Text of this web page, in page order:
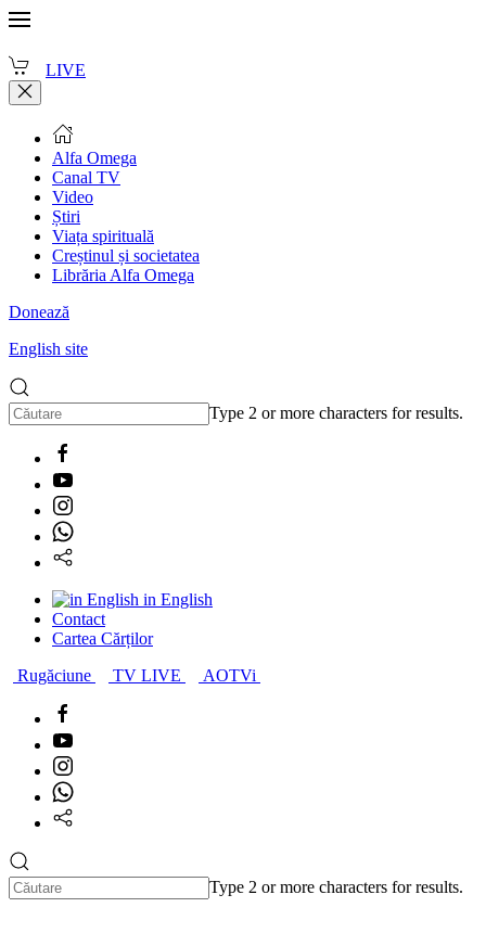
LIVE
Alfa Omega
Canal TV
Video
Știri
Viața spirituală
Creștinul și societatea
Librăria Alfa Omega
Donează
English site
Type 2 or more characters for results.
in English
Contact
Cartea Cărților
Rugăciune
TV LIVE AOTVi
Type 2 or more characters for results.